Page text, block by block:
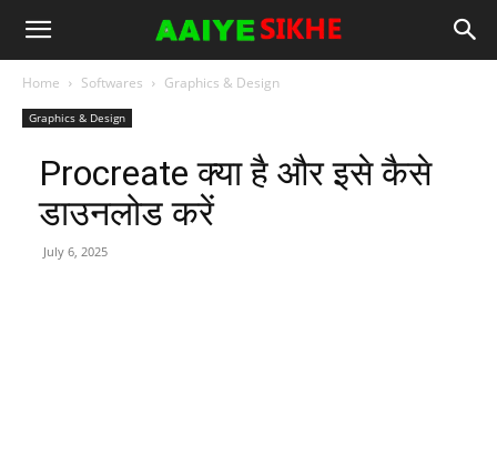
Home Softwares Graphics & Design
Graphics & Design
Procreate क्या है और इसे कैसे
डाउनलोड करें
July 6, 2025